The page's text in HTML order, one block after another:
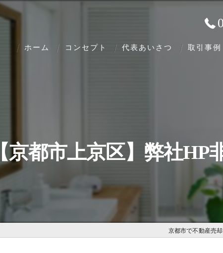
ホーム コンセプト 代表あいさつ 取引事例
【京都市上京区】弊社HP
京都市で不動産売